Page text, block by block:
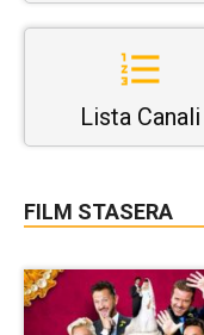
Lista Canali
FILM STASERA